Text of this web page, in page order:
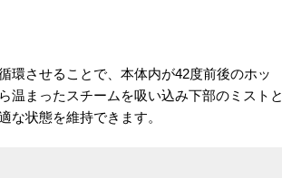
環させることで、本体内が42度前後のホッ
温まったスチームを吸い込み下部のミストと
な状態を維持できます。